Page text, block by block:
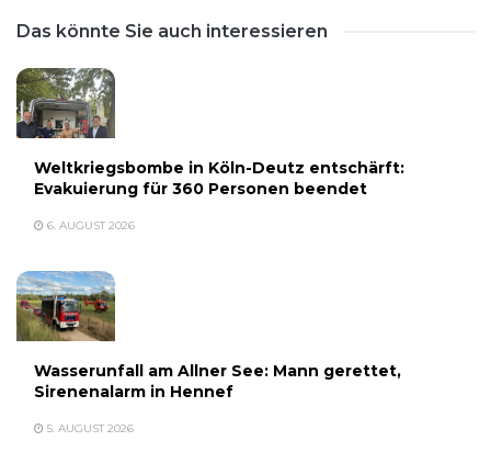
Das könnte Sie auch interessieren
Weltkriegsbombe in Köln-Deutz entschärft:
Evakuierung für 360 Personen beendet
6. AUGUST 2026
Wasserunfall am Allner See: Mann gerettet,
Sirenenalarm in Hennef
5. AUGUST 2026